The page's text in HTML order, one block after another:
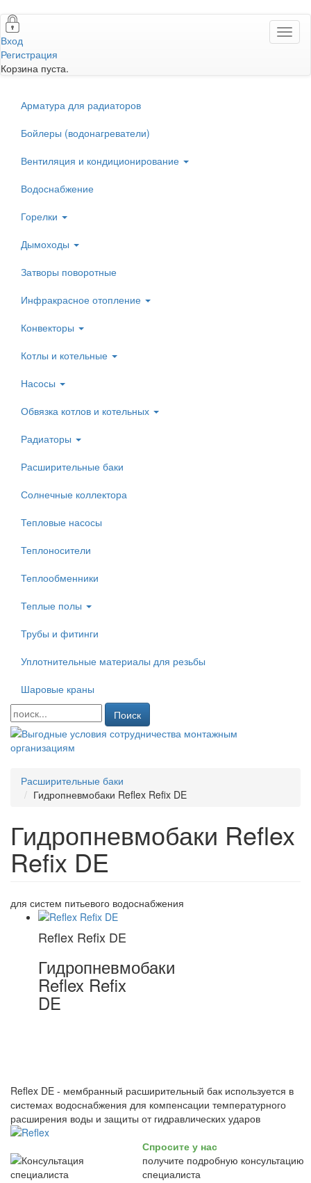
Перейти
к
основному
содержанию
Вход
Регистрация
Корзина пуста.
Арматура для радиаторов
Бойлеры (водонагреватели)
Вентиляция и кондиционирование
Водоснабжение
Горелки
Дымоходы
Затворы поворотные
Инфракрасное отопление
Конвекторы
Котлы и котельные
Насосы
Обвязка котлов и котельных
Радиаторы
Расширительные баки
Солнечные коллектора
Тепловые насосы
Теплоносители
Теплообменники
Теплые полы
Трубы и фитинги
Уплотнительные материалы для резьбы
Шаровые краны
Поиск
Расширительные баки
Гидропневмобаки Reflex Refix DE
Гидропневмобаки Reflex
Refix DE
для систем питьевого водоснабжения
Reflex Refix DE
Гидропневмобаки
Reflex Refix
DE
Reflex DE - мембранный расширительный бак используется в
системах водоснабжения для компенсации температурного
расширения воды и защиты от гидравлических ударов
Спросите у нас
получите подробную консультацию
специалиста